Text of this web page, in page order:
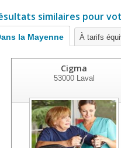
similaires pour
la Mayenne À tarifs
Cigma
53000Laval